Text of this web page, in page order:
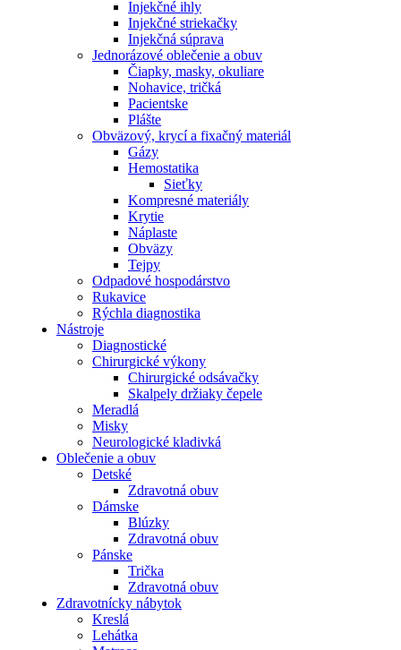
Injekčné ihly
Injekčné striekačky
Injekčná súprava
Jednorázové oblečenie a obuv
Čiapky, masky, okuliare
Nohavice, tričká
Pacientske
Plášte
Obväzový, krycí a fixačný materiál
Gázy
Hemostatika
Sieťky
Kompresné materiály
Krytie
Náplaste
Obväzy
Tejpy
Odpadové hospodárstvo
Rukavice
Rýchla diagnostika
Nástroje
Diagnostické
Chirurgické výkony
Chirurgické odsávačky
Skalpely držiaky čepele
Meradlá
Misky
Neurologické kladivká
Oblečenie a obuv
Detské
Zdravotná obuv
Dámske
Blúzky
Zdravotná obuv
Pánske
Trička
Zdravotná obuv
Zdravotnícky nábytok
Kreslá
Lehátka